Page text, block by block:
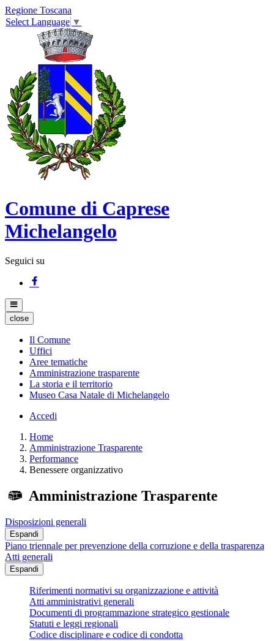
Regione Toscana
Select Language ▼
Comune di Caprese
Michelangelo
Seguici su
close
Il Comune
Uffici
Aree tematiche
Amministrazione trasparente
La storia e il territorio
Museo Casa Natale di Michelangelo
Accedi
Home
Amministrazione Trasparente
Performance
Benessere organizzativo
Amministrazione Trasparente
Disposizioni generali
Espandi
Piano triennale per prevenzione della corruzione e della trasparenza
Atti generali
Espandi
Riferimenti normativi su organizzazione e attività
Atti amministrativi generali
Documenti di programmazione strategico gestionale
Statuti e leggi regionali
Codice disciplinare e codice di condotta